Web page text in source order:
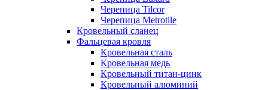
Черепица Tilcor
Черепица Metrotile
Кровельный сланец
Фальцевая кровля
Кровельная сталь
Кровельная медь
Кровельный титан-цинк
Кровельный алюминий